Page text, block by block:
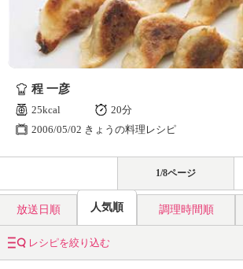
程 一彦
25kcal
20分
2006/05/02 きょうの料理レシピ
1/8ページ
放送日順 人気順 調理時間順
レシピを絞り込む